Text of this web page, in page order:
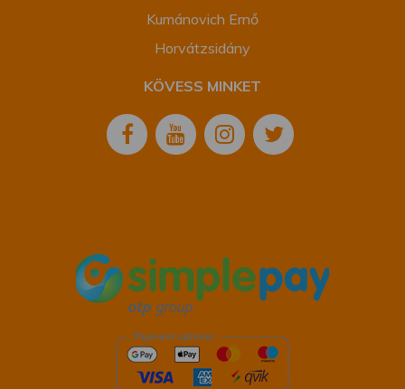
Kumánovich Ernő
Horvátzsidány
KÖVESS MINKET